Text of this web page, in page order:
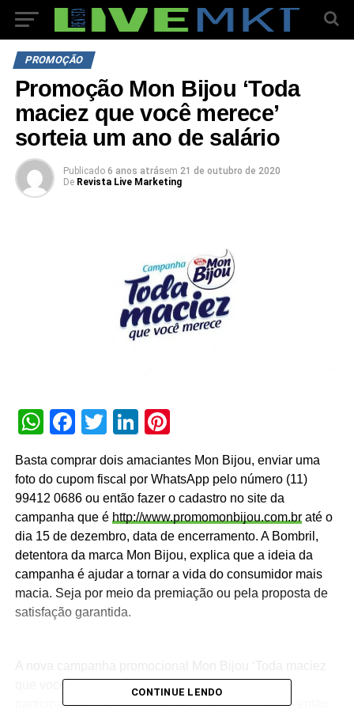
PROMOÇÃO
Promoção Mon Bijou ‘Toda
maciez que você merece’
sorteia um ano de salário
Publicado 6 anos atrásem 21 de outubro de 2020
De Revista Live Marketing
WhatsApp
Facebook
TwitterLinkedIn
Basta comprar dois amaciantes Mon Bijou, enviar uma
foto do cupom fiscal por WhatsApp pelo número (11)
99412 0686 ou então fazer o cadastro no site da
campanha que é http://www.promomonbijou.com.braté o
dia 15 de dezembro, data de encerramento. A Bombril,
detentora da marca Mon Bijou, explica que a ideia da
campanha é ajudar a tornar a vida do consumidor mais
macia. Seja por meio da premiação ou pela proposta de
satisfação garantida.
que você merece’ prevê duas possibilidades de
participação: se o consumidor gostar do produto e então
CONTINUE LENDO